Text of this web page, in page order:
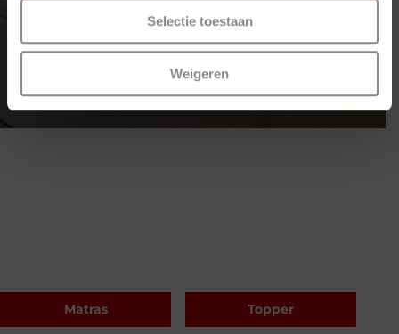
Selectie toestaan
Weigeren
Lees meer
Matras Topper